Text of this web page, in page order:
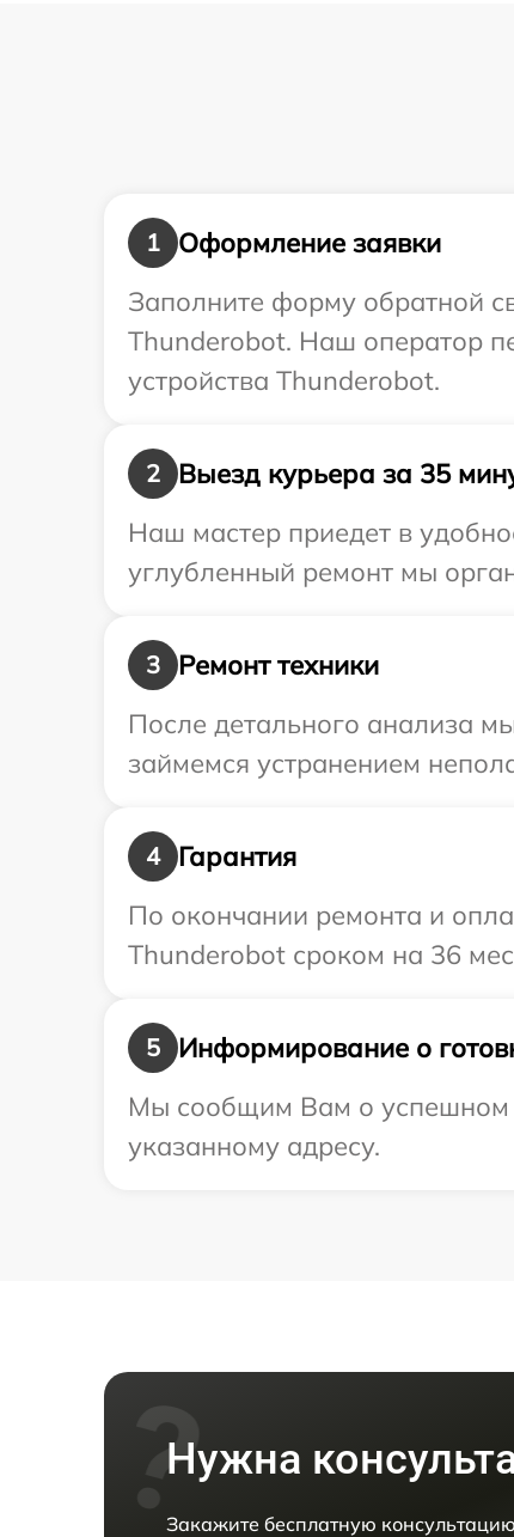
1
Оформление заявки
Заполните форму обратной
Thunderobot. Наш оператор
устройства Thunderobot.
2
Выезд курьера за 35
Наш мастер приедет в
углубленный ремонт мы
3
Ремонт техники
После детального анализа
займемся устранением
4
Гарантия
По окончании ремонта и
Thunderobot сроком на 36
5
Информирование о
Мы сообщим Вам о успешном
указанному адресу.
Нужна
Закажите бесплатную консультацию